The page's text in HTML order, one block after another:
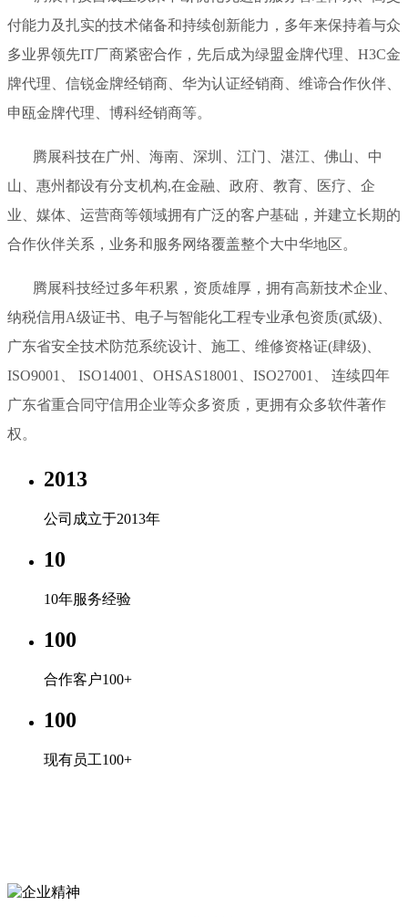
付能力及扎实的技术储备和持续创新能力，多年来保持着与众
多业界领先IT厂商紧密合作，先后成为绿盟金牌代理、H3C金
牌代理、信锐金牌经销商、华为认证经销商、维谛合作伙伴、
申瓯金牌代理、博科经销商等。
腾展科技在广州、海南、深圳、江门、湛江、佛山、中
山、惠州都设有分支机构,在金融、政府、教育、医疗、企
业、媒体、运营商等领域拥有广泛的客户基础，并建立长期的
合作伙伴关系，业务和服务网络覆盖整个大中华地区。
腾展科技经过多年积累，资质雄厚，拥有高新技术企业、
纳税信用A级证书、电子与智能化工程专业承包资质(贰级)、
广东省安全技术防范系统设计、施工、维修资格证(肆级)、
ISO9001、 ISO14001、OHSAS18001、ISO27001、 连续四年
广东省重合同守信用企业等众多资质，更拥有众多软件著作
权。
2013
公司成立于2013年
10
10年服务经验
100
合作客户100+
100
现有员工100+